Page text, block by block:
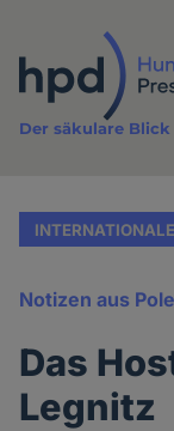
Inhalt
Der säkulare
Notizen aus
Das
Legnitz